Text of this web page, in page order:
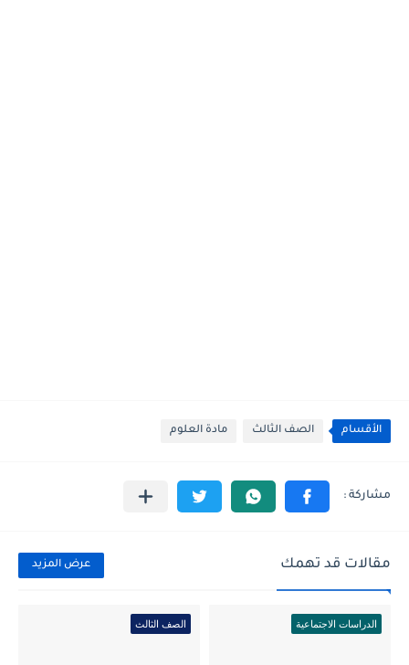
الأقسام الصف الثالث مادة العلوم
مقالات قد تهمك عرض المزيد
الدراسات الاجتماعية الصف الثالث